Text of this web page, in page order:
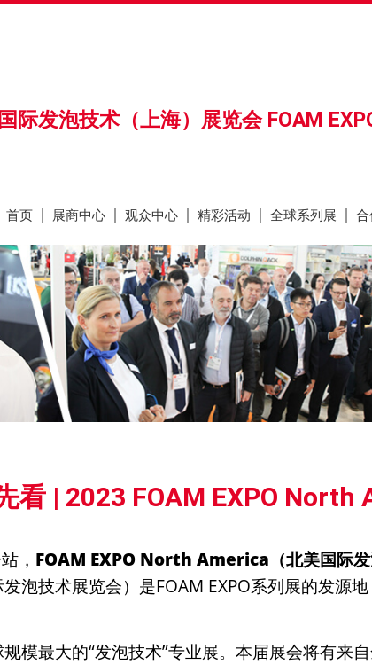
国际发泡技术（上海）展览会 FOAM
首页 展商中心 观众中心 精彩活动 全球系列展 合
看 | 2023 FOAM EXPO North
， FOAM EXPO North America（北美国际
泡技术展览会）是FOAM EXPO系列展的发源地
模最大的“发泡技术”专业展。本届展会将有来